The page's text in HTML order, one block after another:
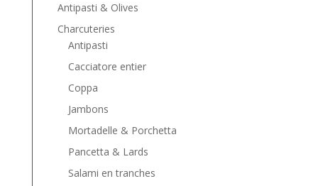
Antipasti & Olives
Charcuteries
Antipasti
Cacciatore entier
Coppa
Jambons
Mortadelle & Porchetta
Pancetta & Lards
Salami en tranches